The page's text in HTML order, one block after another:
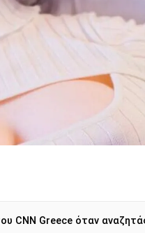
CNN Greece όταν